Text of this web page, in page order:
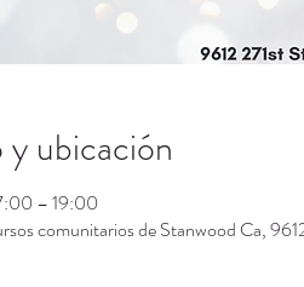
ubicación
– 19:00
comunitarios de Stanwood Ca,